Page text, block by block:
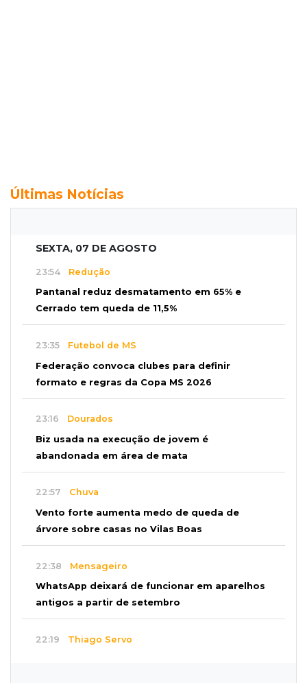
Últimas Notícias
SEXTA, 07 DE AGOSTO
23:54 Redução
Pantanal reduz desmatamento em 65% e
Cerrado tem queda de 11,5%
23:35 Futebol de MS
Federação convoca clubes para definir
formato e regras da Copa MS 2026
23:16 Dourados
Biz usada na execução de jovem é
abandonada em área de mata
22:57 Chuva
Vento forte aumenta medo de queda de
árvore sobre casas no Vilas Boas
22:38 Mensageiro
WhatsApp deixará de funcionar em aparelhos
antigos a partir de setembro
22:19 Thiago Servo